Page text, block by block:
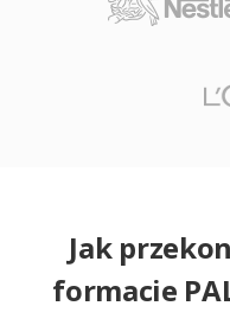
Jak
formacie